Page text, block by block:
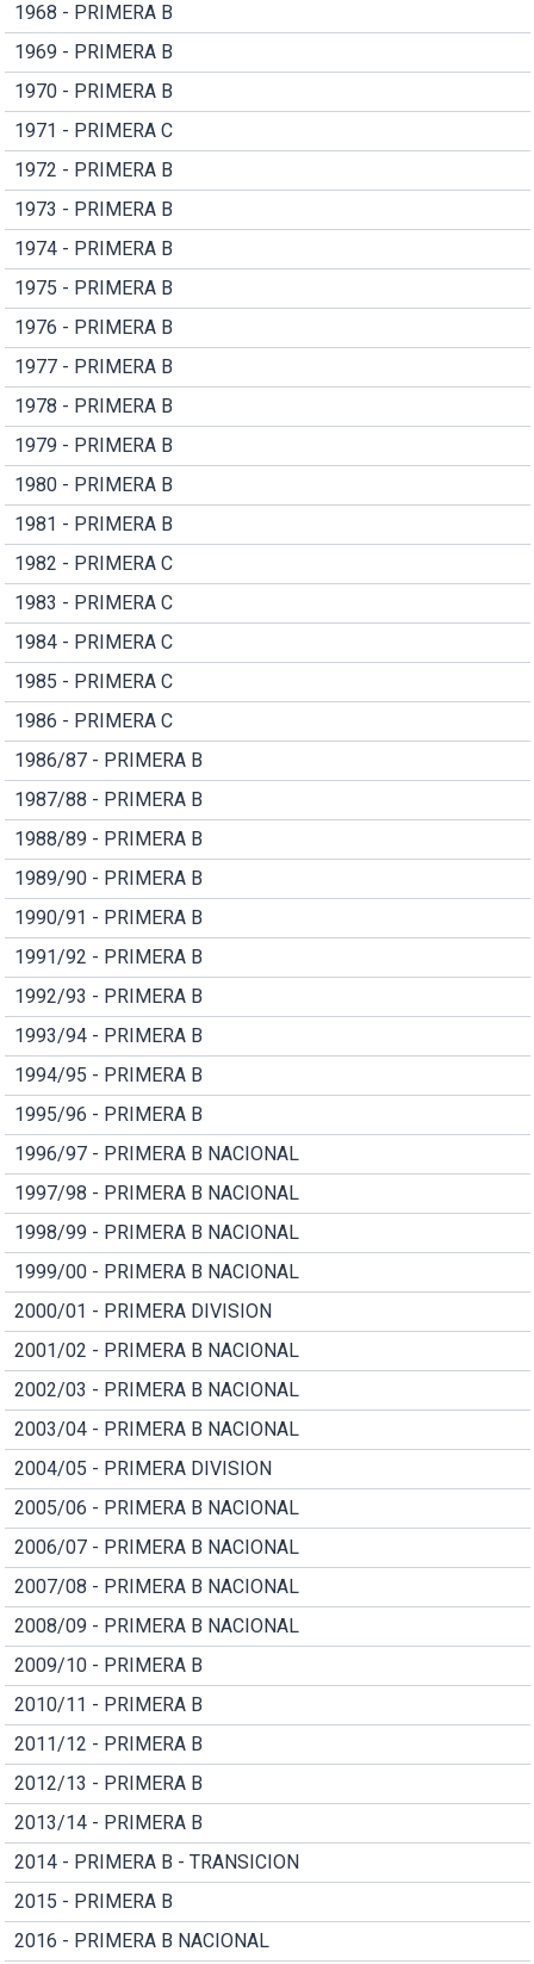
1968 - PRIMERA B
1969 - PRIMERA B
1970 - PRIMERA B
1971 - PRIMERA C
1972 - PRIMERA B
1973 - PRIMERA B
1974 - PRIMERA B
1975 - PRIMERA B
1976 - PRIMERA B
1977 - PRIMERA B
1978 - PRIMERA B
1979 - PRIMERA B
1980 - PRIMERA B
1981 - PRIMERA B
1982 - PRIMERA C
1983 - PRIMERA C
1984 - PRIMERA C
1985 - PRIMERA C
1986 - PRIMERA C
1986/87 - PRIMERA B
1987/88 - PRIMERA B
1988/89 - PRIMERA B
1989/90 - PRIMERA B
1990/91 - PRIMERA B
1991/92 - PRIMERA B
1992/93 - PRIMERA B
1993/94 - PRIMERA B
1994/95 - PRIMERA B
1995/96 - PRIMERA B
1996/97 - PRIMERA B NACIONAL
1997/98 - PRIMERA B NACIONAL
1998/99 - PRIMERA B NACIONAL
1999/00 - PRIMERA B NACIONAL
2000/01 - PRIMERA DIVISION
2001/02 - PRIMERA B NACIONAL
2002/03 - PRIMERA B NACIONAL
2003/04 - PRIMERA B NACIONAL
2004/05 - PRIMERA DIVISION
2005/06 - PRIMERA B NACIONAL
2006/07 - PRIMERA B NACIONAL
2007/08 - PRIMERA B NACIONAL
2008/09 - PRIMERA B NACIONAL
2009/10 - PRIMERA B
2010/11 - PRIMERA B
2011/12 - PRIMERA B
2012/13 - PRIMERA B
2013/14 - PRIMERA B
2014 - PRIMERA B - TRANSICION
2015 - PRIMERA B
2016 - PRIMERA B NACIONAL